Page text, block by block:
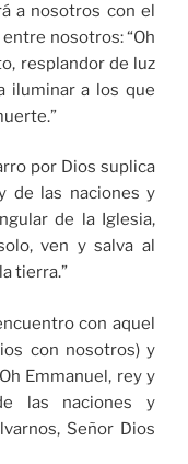
a nosotros con el
nosotros: “Oh
resplandor de luz
iluminar a los que
por Dios suplica
de las naciones y
de la Iglesia,
ven y salva al
tierra.”
con aquel
con nosotros) y
Emmanuel, rey y
las naciones y
Señor Dios